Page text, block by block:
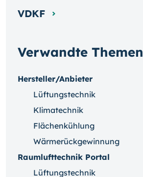
Verwandte Themen
Hersteller/Anbieter
Lüftungstechnik
Klimatechnik
Flächenkühlung
Wärmerückgewinnung
Raumlufttechnik Portal
Lüftungstechnik
VDKF